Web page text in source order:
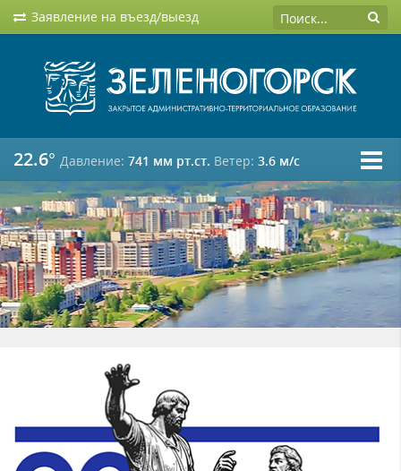
Заявление на въезд/выезд
22.6° Давление: 741 мм рт.ст. Ветер: 3.6 м/c